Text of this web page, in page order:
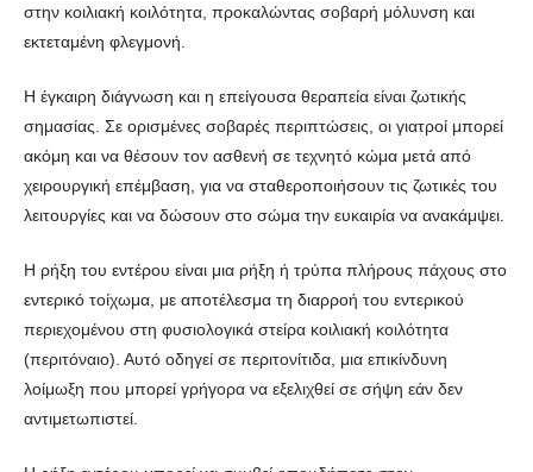
στην κοιλιακή κοιλότητα, προκαλώντας σοβαρή μόλυνση και
εκτεταμένη φλεγμονή.
Η έγκαιρη διάγνωση και η επείγουσα θεραπεία είναι ζωτικής
σημασίας. Σε ορισμένες σοβαρές περιπτώσεις, οι γιατροί μπορεί
ακόμη και να θέσουν τον ασθενή σε τεχνητό κώμα μετά από
χειρουργική επέμβαση, για να σταθεροποιήσουν τις ζωτικές του
λειτουργίες και να δώσουν στο σώμα την ευκαιρία να ανακάμψει.
Η ρήξη του εντέρου είναι μια ρήξη ή τρύπα πλήρους πάχους στο
εντερικό τοίχωμα, με αποτέλεσμα τη διαρροή του εντερικού
περιεχομένου στη φυσιολογικά στείρα κοιλιακή κοιλότητα
(περιτόναιο). Αυτό οδηγεί σε περιτονίτιδα, μια επικίνδυνη
λοίμωξη που μπορεί γρήγορα να εξελιχθεί σε σήψη εάν δεν
αντιμετωπιστεί.